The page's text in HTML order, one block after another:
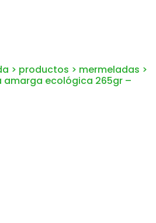
> productos > mermeladas >
ecológica 265gr –